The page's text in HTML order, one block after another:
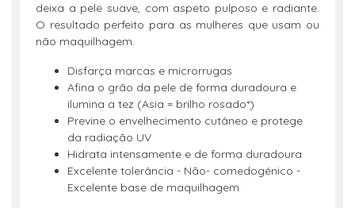
deixa a pele suave, com aspeto pulposo e radiante.
O resultado perfeito para as mulheres que usam ou
não maquilhagem.
Disfarça marcas e microrrugas
Afina o grão da pele de forma duradoura e
ilumina a tez (Asia = brilho rosado*)
Previne o envelhecimento cutâneo e protege
da radiação UV
Hidrata intensamente e de forma duradoura
Excelente tolerância - Não- comedogénico -
Excelente base de maquilhagem